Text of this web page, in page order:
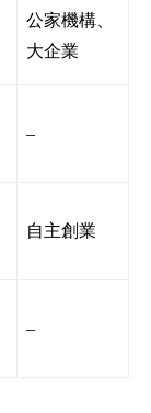
公家機構、
大企業
–
自主創業
–